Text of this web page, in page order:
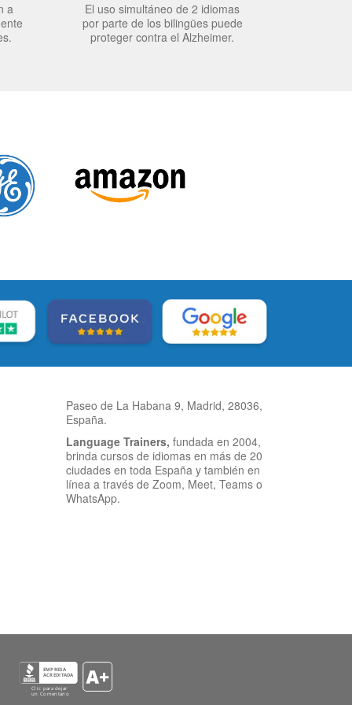
a
El uso simultáneo de 2 idiomas
por parte de los bilingües puede
proteger contra el Alzheimer.
Paseo de La Habana 9, Madrid, 28036,
España.
Language Trainers, fundada en 2004,
brinda cursos de idiomas en más de 20
ciudades en toda España y también en
línea a través de Zoom, Meet, Teams o
WhatsApp.